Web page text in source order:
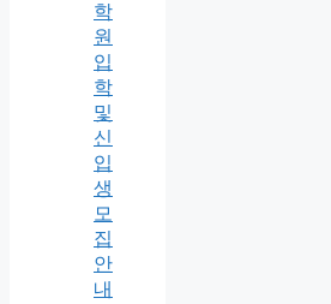
학
원
입
학
및
신
입
생
모
집
안
내